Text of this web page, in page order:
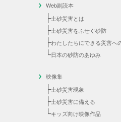
Web副読本
├土砂災害とは
├土砂災害をふせぐ砂防
├わたしたちにできる災害へ
└日本の砂防のあゆみ
映像集
├土砂災害現象
├土砂災害に備える
└キッズ向け映像作品